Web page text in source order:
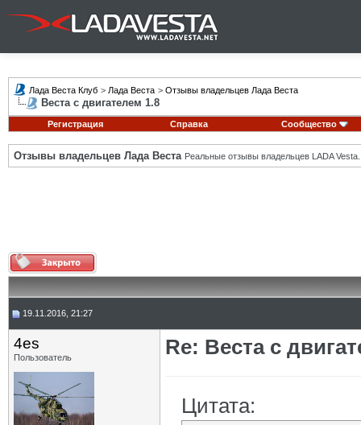
Лада Веста Клуб > Лада Веста > Отзывы владельцев Лада Веста
Веста с двигателем 1.8
Регистрация Справка Сообщество
Отзывы владельцев Лада Веста Реальные отзывы владельцев LADA Vesta.
19.11.2016, 21:27
4es
Пользователь Re: Веста с
Цитата: